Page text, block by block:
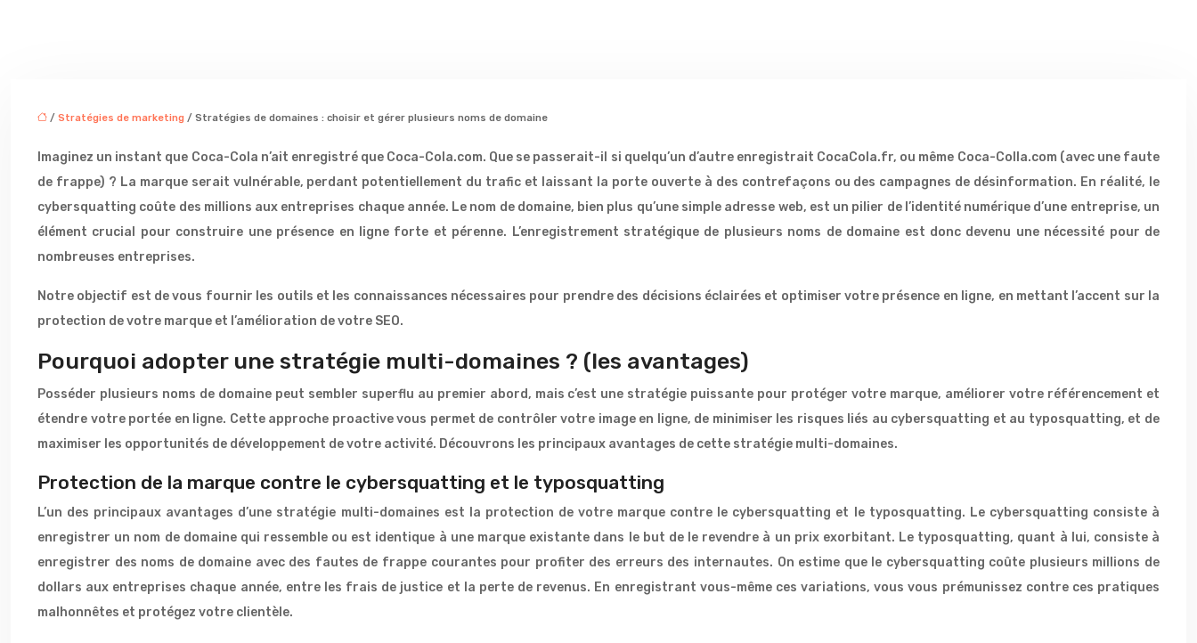
/ Stratégies de marketing / Stratégies de domaines : choisir et gérer plusieurs noms de domaine
Imaginez un instant que Coca-Cola n’ait enregistré que Coca-Cola.com. Que se passerait-il si quelqu’un d’autre enregistrait CocaCola.fr, ou même Coca-Colla.com (avec une faute
de frappe) ? La marque serait vulnérable, perdant potentiellement du trafic et laissant la porte ouverte à des contrefaçons ou des campagnes de désinformation. En réalité, le
cybersquatting coûte des millions aux entreprises chaque année. Le nom de domaine, bien plus qu’une simple adresse web, est un pilier de l’identité numérique d’une entreprise, un
élément crucial pour construire une présence en ligne forte et pérenne. L’enregistrement stratégique de plusieurs noms de domaine est donc devenu une nécessité pour de
nombreuses entreprises.
Notre objectif est de vous fournir les outils et les connaissances nécessaires pour prendre des décisions éclairées et optimiser votre présence en ligne, en mettant l’accent sur la
protection de votre marque et l’amélioration de votre SEO.
Pourquoi adopter une stratégie multi-domaines ? (les avantages)
Posséder plusieurs noms de domaine peut sembler superflu au premier abord, mais c’est une stratégie puissante pour protéger votre marque, améliorer votre référencement et
étendre votre portée en ligne. Cette approche proactive vous permet de contrôler votre image en ligne, de minimiser les risques liés au cybersquatting et au typosquatting, et de
maximiser les opportunités de développement de votre activité. Découvrons les principaux avantages de cette stratégie multi-domaines.
Protection de la marque contre le cybersquatting et le typosquatting
L’un des principaux avantages d’une stratégie multi-domaines est la protection de votre marque contre le cybersquatting et le typosquatting. Le cybersquatting consiste à
enregistrer un nom de domaine qui ressemble ou est identique à une marque existante dans le but de le revendre à un prix exorbitant. Le typosquatting, quant à lui, consiste à
enregistrer des noms de domaine avec des fautes de frappe courantes pour profiter des erreurs des internautes. On estime que le cybersquatting coûte plusieurs millions de
dollars aux entreprises chaque année, entre les frais de justice et la perte de revenus. En enregistrant vous-même ces variations, vous vous prémunissez contre ces pratiques
malhonnêtes et protégez votre clientèle.